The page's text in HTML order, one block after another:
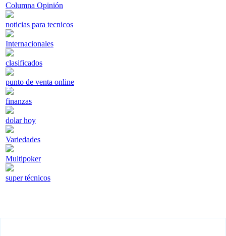
Columna Opinión
noticias para tecnicos
Internacionales
clasificados
punto de venta online
finanzas
dolar hoy
Variedades
Multipoker
super técnicos